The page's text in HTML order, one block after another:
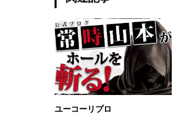
グランドオープン
ユーコーリプロ